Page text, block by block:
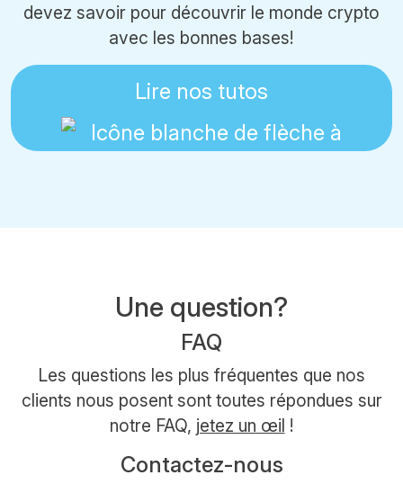
devez savoir pour découvrir le monde crypto
avec les bonnes bases!
Lire nos tutos
Une question?
FAQ
Les questions les plus fréquentes que nos
clients nous posent sont toutes répondues sur
notre FAQ, jetez un œil !
Contactez-nous